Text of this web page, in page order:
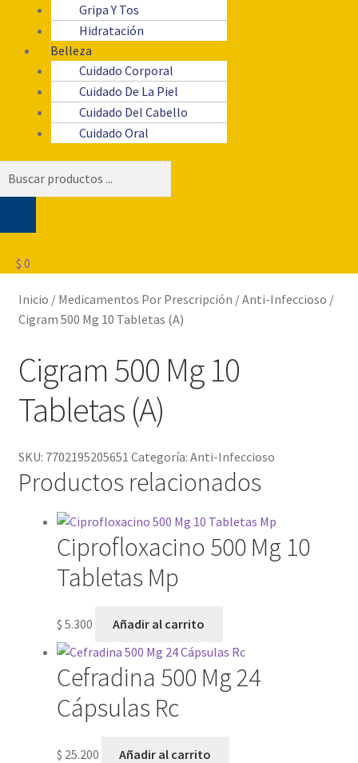
Gripa Y Tos
Hidratación
Belleza
Cuidado Corporal
Cuidado De La Piel
Cuidado Del Cabello
Cuidado Oral
$ 0
Inicio / Medicamentos Por Prescripción /Anti-Infeccioso /
Cigram 500 Mg 10 Tabletas (A)
Cigram 500 Mg 10
Tabletas (A)
SKU: 7702195205651 Categoría: Anti-Infeccioso
Productos relacionados
Ciprofloxacino 500 Mg 10
Tabletas Mp
$ 5.300 Añadir al carrito
Cefradina 500 Mg 24
Cápsulas Rc
$ 25.200 Añadir al carrito